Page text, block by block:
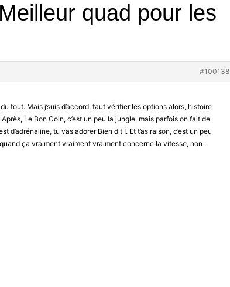
quad pour les
#100138
tout. Mais j’suis d’accord, faut vérifier les options alors, histoire
Le Bon Coin, c’est un peu la jungle, mais parfois on fait de
d’adrénaline, tu vas adorer Bien dit !. Et t’as raison, c’est un peu
ça vraiment vraiment vraiment concerne la vitesse, non .